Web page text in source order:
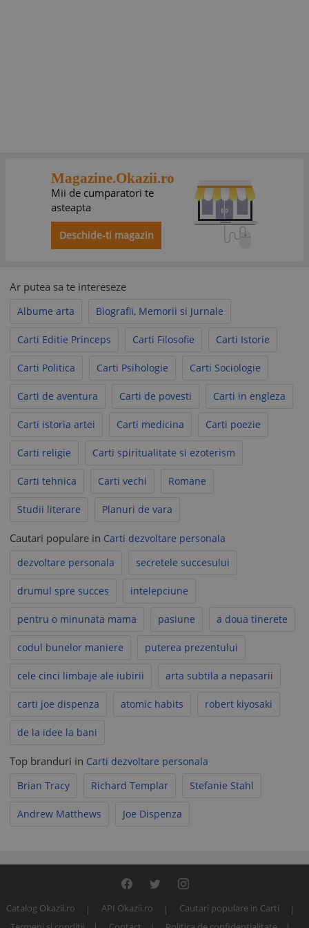
Magazine.Okazii.ro
Mii de cumparatori te
asteapta
Deschide-ti magazin
Ar putea sa te intereseze
Albume arta Biografii, Memorii si Jurnale
Carti Editie Princeps Carti Filosofie Carti Istorie
Carti Politica Carti Psihologie Carti Sociologie
Carti de aventura Carti de povesti Carti in engleza
Carti istoria artei Carti medicina Carti poezie
Carti religie Carti spiritualitate si ezoterism
Carti tehnica Carti vechi Romane
Studii literare Planuri de vara
Cautari populare in Carti dezvoltare personala
dezvoltare personala
secretele succesului
drumul spre succes intelepciune
pentru o minunata mama pasiune a doua tinerete
codul bunelor maniere puterea prezentului
cele cinci limbaje ale iubirii arta subtila a nepasarii
carti joe dispenza atomic habits robert kiyosaki
de la idee la bani
Top branduri in Carti dezvoltare personala
Brian Tracy
Richard Templar Stefanie Stahl
Andrew Matthews Joe Dispenza
Catalog Okazii.ro API Okazii.ro
Cautari populare in Carti